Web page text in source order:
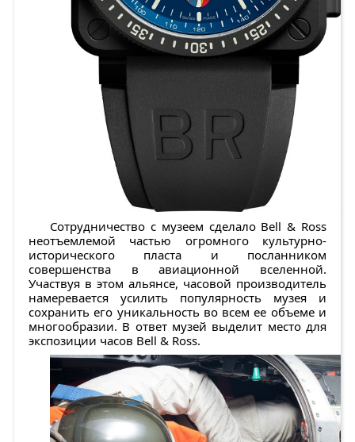
Сотрудничество с музеем сделало Bell & Ross
неотъемлемой частью огромного культурно-
исторического пласта и посланником
совершенства в авиационной вселенной.
Участвуя в этом альянсе, часовой производитель
намеревается усилить популярность музея и
сохранить его уникальность во всем ее объеме и
многообразии. В ответ музей выделит место для
экспозиции часов Bell & Ross.